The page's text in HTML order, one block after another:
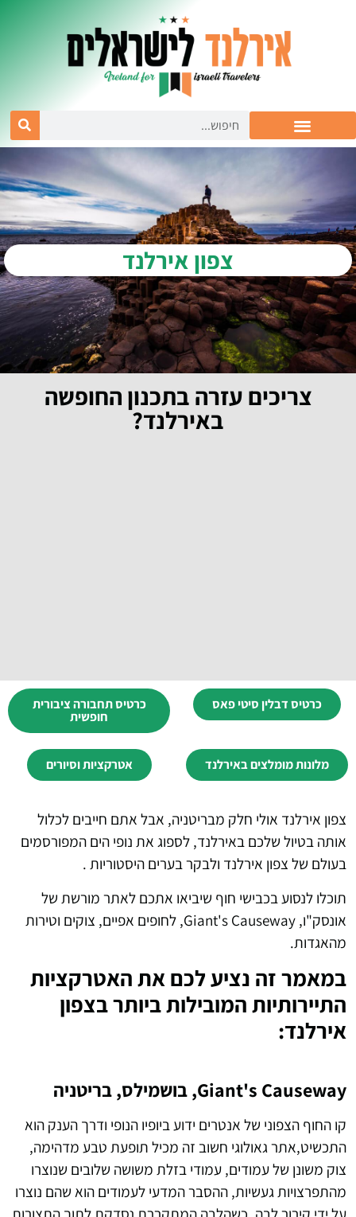
צפון אירלנד
צריכים עזרה בתכנון החופשה
באירלנד?
כרטיס דבלין סיטי פאס כרטיס תחבורה ציבורית
חופשית
מלונות מומלצים באירלנד אטרקציות וסיורים
צפון אירלנד אולי חלק מבריטניה, אבל אתם חייבים לכלול
אותה בטיול שלכם באירלנד, לספוג את נופי הים המפורסמים
בעולם של צפון אירלנד ולבקר בערים היסטוריות .
תוכלו לנסוע בכבישי חוף שיביאו אתכם לאתר מורשת של
אונסק"ו, Giant's Causeway, לחופים אפיים, צוקים וטירות
מהאגדות.
במאמר זה נציע לכם את האטרקציות
התיירותיות המובילות ביותר בצפון
אירלנד:
Giant's Causeway, בושמילס, בריטניה
קו החוף הצפוני של אנטרים ידוע ביופיו הנופי ודרך הענק הוא
התכשיט,אתר גאולוגי חשוב זה מכיל תופעת טבע מדהימה,
צוק משונן של עמודים, עמודי בזלת משושה שלובים שנוצרו
מהתפרצויות געשיות, ההסבר המדעי לעמודים הוא שהם נוצרו